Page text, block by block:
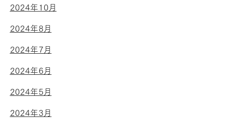
2024年10月
2024年8月
2024年7月
2024年6月
2024年5月
2024年3月